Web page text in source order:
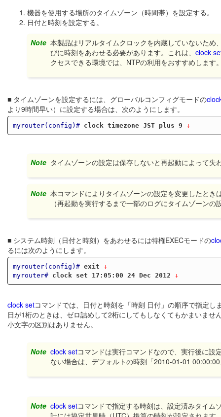
機器を使用する場所のタイムゾーン（時間帯）を設定する。
日付と時刻を設定する。
Note 本製品はリアルタイムクロックを内蔵していないた
びに時刻をあわせる必要があります。これは、clock
クセスできる環境では、NTPの利用をおすすめします
■ タイムゾーンを設定するには、グローバルコンフィグモードの
より9時間早い）に設定する場合は、次のようにします。
myrouter(config)# clock timezone JST plus 9 ↓
Note タイムゾーンの設定は保存しないと再起動によって
Note 本コマンドによりタイムゾーンの設定を変更したと
（再起動を実行するまで一部のログにタイムゾーン
■ システム時刻（日付と時刻）をあわせるには特権EXECモードの
るには次のようにします。
myrouter(config)# exit ↓
myrouter#
clock set 17:05:00 24 Dec 2012 ↓
clock setコマンドでは、日付と時刻を「時刻 日付」の順序で指定
日が1桁のときは、ゼロ詰めして2桁にしてもしなくてもかまいま
小文字の区別はありません。
Note clock setコマンドは実行コマンドなので、実行後に
ない場合は、デフォルトの時刻「2010-01-01
Note clock setコマンドで指定する時刻は、設定済みタイ